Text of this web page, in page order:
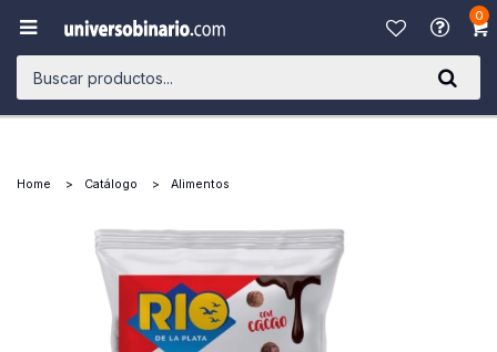
0

Home Catálogo Alimentos